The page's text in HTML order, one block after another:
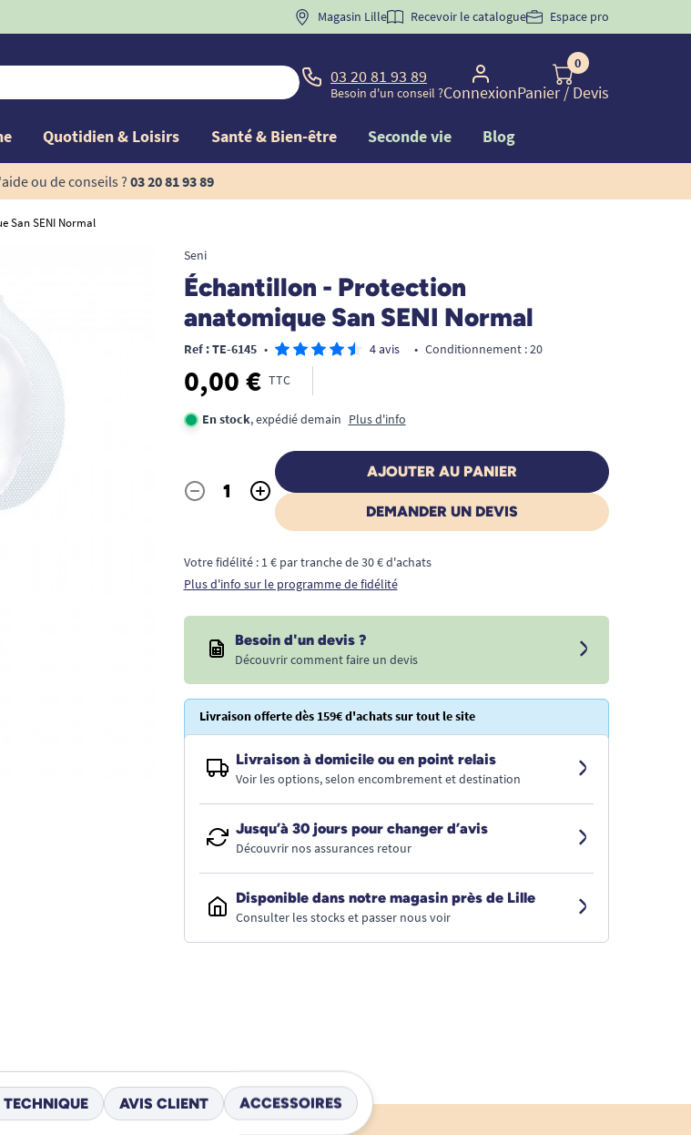
BIENVENUE" pourla 1ère commande d'incontinence
Magasin Lille Recevoir le catalogue Espace pro
03 20 81 93 89
Besoin d'un conseil ?Connexion
0
Panier/ Devis
Quotidien & Loisirs Santé & Bien-être Seconde vie Blog
ou de conseils ? 03 20 81 93 89
San SENI Normal
Seni
Échantillon - Protection
anatomique San SENI Normal
Ref : TE-6145 • 4 avis • Conditionnement : 20
0,00 € TTC
En stock, expédié demain Plus d'info
Quantité
- +
AJOUTER AU PANIER
DEMANDER UN DEVIS
Votre fidélité : 1 € par tranche de 30 € d'achats
Plus d'info sur le programme de fidélité
Besoin d'un devis ?
Découvrir comment faire un devis
Livraison offerte dès 159€ d'achats sur tout le site
Livraison à domicile ou en point relais
Voir les options, selon encombrement et destination
Jusqu’à 30 jours pour changer d’avis
Découvrir nos assurances retour
Disponible dans notre magasin près de Lille
Consulter les stocks et passer nous voir
TECHNIQUE AVIS CLIENT ACCESSOIRES